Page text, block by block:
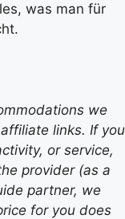
was man für
we
links. If you
or service,
provider (as a
partner, we
for you does